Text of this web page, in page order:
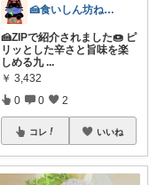
🍰食いしん坊ねっこ🍩毎日タロット占い
🍰ZIPで紹介されました🍩 ピ
リッとした辛さと旨味を楽
しめる九 ...
￥ 3,432
0 0 2
コレ いいね